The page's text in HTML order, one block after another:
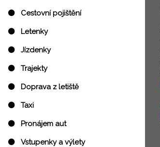
⚫ Cestovní pojištění
⚫ Letenky
⚫ Jízdenky
⚫ Trajekty
⚫ Doprava z letiště
⚫ Taxi
⚫ Pronájem aut
⚫ Vstupenky a výlety